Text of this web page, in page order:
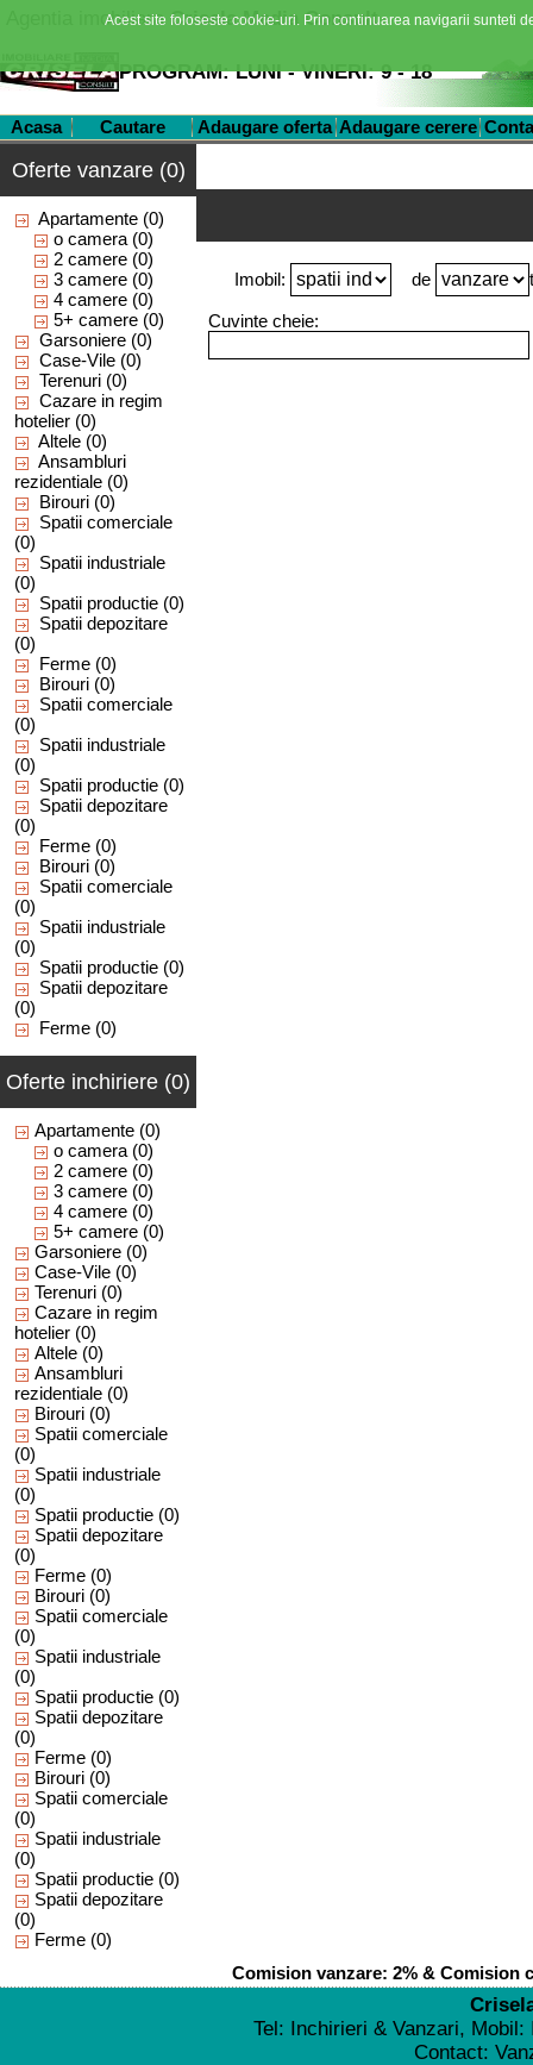
Agentia imobiliara Crisela Media Consult
PROGRAM: LUNI - VINERI: 9 - 18
Acasa Cautare Adaugare oferta Adaugare cerere
Oferte vanzare (0)
Apartamente (0)
o camera (0)
2 camere (0)
3 camere (0)
4 camere (0)
5+ camere (0)
Garsoniere (0)
Case-Vile (0)
Terenuri (0)
Cazare in regim
hotelier (0)
Altele (0)
Ansambluri
rezidentiale (0)
Birouri (0)
Spatii comerciale
(0)
Spatii industriale
(0)
Spatii productie (0)
Spatii depozitare
(0)
Ferme (0)
Birouri (0)
Spatii comerciale
(0)
Spatii industriale
(0)
Spatii productie (0)
Spatii depozitare
(0)
Ferme (0)
Birouri (0)
Spatii comerciale
(0)
Spatii industriale
(0)
Spatii productie (0)
Spatii depozitare
(0)
Ferme (0)
Oferte inchiriere (0)
Apartamente (0)
o camera (0)
2 camere (0)
3 camere (0)
4 camere (0)
5+ camere (0)
Garsoniere (0)
Case-Vile (0)
Terenuri (0)
Cazare in regim
hotelier (0)
Altele (0)
Ansambluri
rezidentiale (0)
Birouri (0)
Spatii comerciale
(0)
Spatii industriale
(0)
Spatii productie (0)
Spatii depozitare
(0)
Ferme (0)
Birouri (0)
Spatii comerciale
(0)
Spatii industriale
(0)
Spatii productie (0)
Spatii depozitare
(0)
Ferme (0)
Birouri (0)
Spatii comerciale
(0)
Spatii industriale
(0)
Spatii productie (0)
Spatii depozitare
(0)
Ferme (0)
Imobil: de
Cuvinte cheie:
Comision vanzare: 2% & Comision
Tel: Inchirieri & Vanzari,
Contact:
Acest site foloseste cookie-uri. Prin continuarea navigarii sunteti